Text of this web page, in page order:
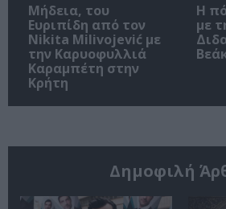
Μήδεια, του
Ευριπίδη από τον
Nikita Milivojević με
την Καρυοφυλλιά
Καραμπέτη στην
Κρήτη
Η
με
Δημοφιλή